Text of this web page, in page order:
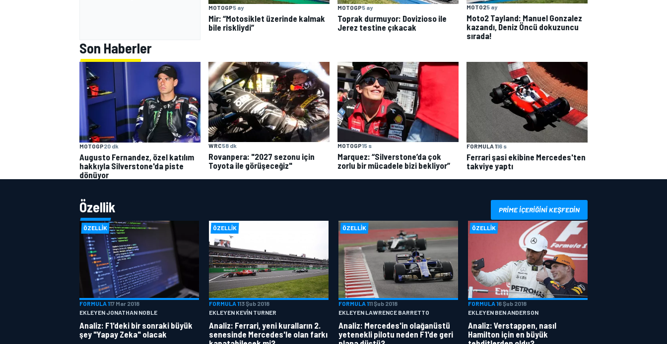
MOTOGP5 ay
Mir: “Motosiklet üzerinde kalmak
bile riskliydi”
MOTOGP5 ay
Toprak durmuyor: Dovizioso ile
Jerez testine çıkacak
MOTO25 ay
Moto2 Tayland: Manuel Gonzalez
kazandı, Deniz Öncü dokuzuncu
sırada!
Son Haberler
MOTOGP20 dk
Augusto Fernandez, özel katılım
hakkıyla Silverstone'da piste
dönüyor
WRC58 dk
Rovanpera: "2027 sezonu için
Toyota ile görüşeceğiz"
MOTOGP15 s
Marquez: “Silverstone’da çok
zorlu bir mücadele bizi bekliyor”
FORMULA 116 s
Ferrari şasi ekibine Mercedes'ten
takviye yaptı
Özellik PRIME IÇERIĞINI KEŞFEDIN
ÖZELLIK
FORMULA 117 Mar 2018
EKLEYEN JONATHAN NOBLE
Analiz: F1'deki bir sonraki büyük
şey "Yapay Zeka" olacak
ÖZELLIK
FORMULA 113 Şub 2018
EKLEYEN KEVIN TURNER
Analiz: Ferrari, yeni kuralların 2.
senesinde Mercedes'le olan farkı
ÖZELLIK
FORMULA 111 Şub 2018
EKLEYEN LAWRENCE BARRETTO
Analiz: Mercedes'in olağanüstü
yetenekli pilotu neden F1'de geri
ÖZELLIK
FORMULA 16 Şub 2018
EKLEYEN BEN ANDERSON
Analiz: Verstappen, nasıl
Hamilton için en büyük